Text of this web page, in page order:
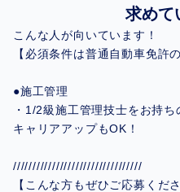
求めて
こんな人が向いています！
【必須条件は普通自動車免許
●施工管理
・1/2級施工管理技士をお持
キャリアアップもOK！
/////////////////////////////////
【こんな方もぜひご応募くださ